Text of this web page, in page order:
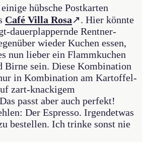
hübsche Postkarten
Café Villa Rosa↗. Hier könnte
dauerplappernde Rentner-
wieder Kuchen essen,
nun lieber ein Flammkuchen
Birne sein. Diese Kombination
in Kombination am Kartoffel-
zart-knackigem
passt aber auch perfekt!
Der Espresso. Irgendetwas
bestellen. Ich trinke sonst nie